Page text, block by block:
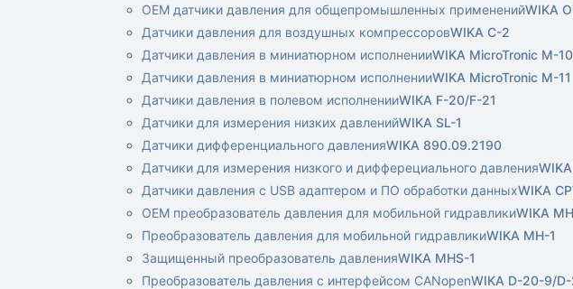
OEM датчики давления для общепромышленных примененийWIKA
Датчики давления для воздушных компрессоровWIKA C-2
Датчики давления в миниатюрном исполненииWIKA MicroTronic M-10
Датчики давления в миниатюрном исполненииWIKA MicroTronic M-11
Датчики давления в полевом исполненииWIKA F-20/F-21
Датчики для измерения низких давленийWIKA SL-1
Датчики дифференциального давленияWIKA 890.09.2190
Датчики для измерения низкого и дифферециального давления
Датчики давления с USB адаптером и ПО обработки данныхWIKA
OEM преобразователь давления для мобильной гидравликиWIKA
Преобразователь давления для мобильной гидравликиWIKA MH-1
Защищенный преобразователь давленияWIKA MHS-1
Преобразователь давления с интерфейсом CANopenWIKA D-20-9/